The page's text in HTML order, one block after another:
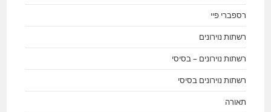
רספברי פיי
רשתות נוירונים
רשתות נוירונים – בסיסי
רשתות נוירונים בסיסי
תאורה